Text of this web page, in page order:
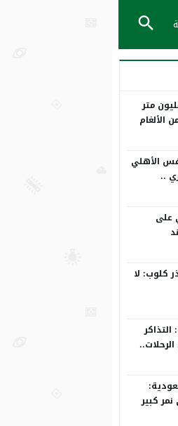
طهرنا 25 مليون متر
الألغام
الأهلي
..
على
كلوب: لا
كبير